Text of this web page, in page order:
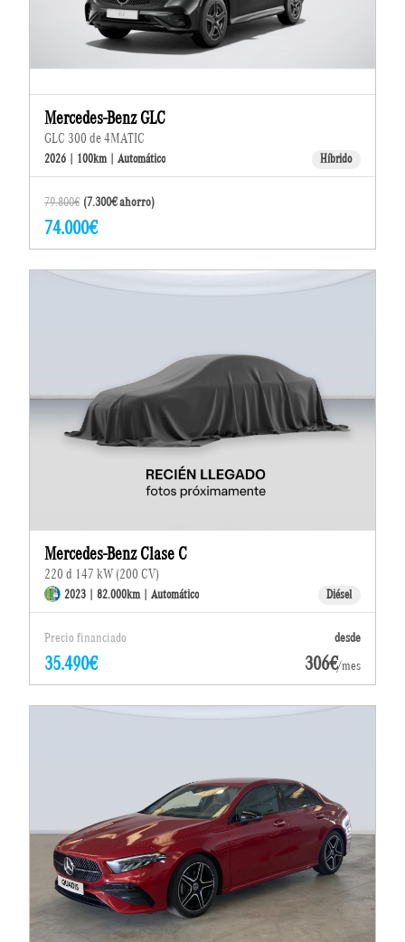
Mercedes-Benz GLC
GLC 300 de 4MATIC
2026 | 100km | Automático Híbrido
79.800€ (7.300€ ahorro)
74.000€
Mercedes-Benz Clase C
220 d 147 kW (200 CV)
2023 | 82.000km | Automático Diésel
Precio financiado desde
35.490€ 306€/mes